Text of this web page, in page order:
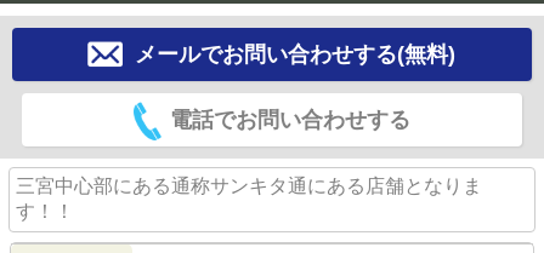
メールでお問い合わせする(無料)
電話でお問い合わせする
三宮中心部にある通称サンキタ通にある店舗となりま
す！！